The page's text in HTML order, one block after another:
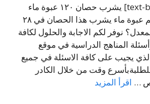
[text-blocks id=”790″] يشرب حصان ١٢٠ عبوة ماء
تقريباً كل ٤ أيام كم عبوة ماء يشرب هذا الحصان في ٢٨
نوفر لكم الاجابة والحلول لكافة
المناهج الدراسية في موقع
يجيب على كافة الاسئلة في جميع
للطلبةبأسرع وقت من خلال الكادر
… اقرأ المزيد